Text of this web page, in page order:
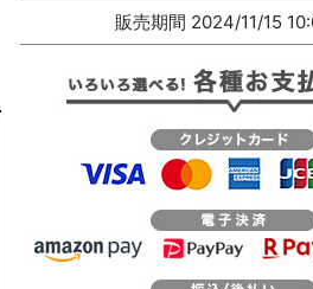
販売期間 2024/11/15